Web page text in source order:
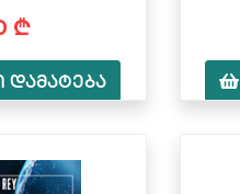
₾